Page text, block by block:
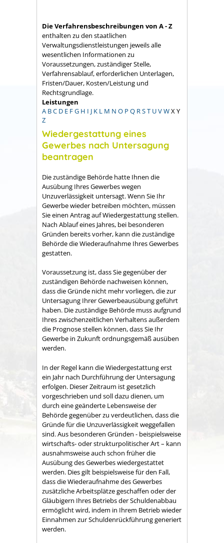
Die Verfahrensbeschreibungen von A - Z
enthalten zu den staatlichen
Verwaltungsdienstleistungen jeweils alle
wesentlichen Informationen zu
Voraussetzungen, zuständiger Stelle,
Verfahrensablauf, erforderlichen Unterlagen,
Fristen/Dauer, Kosten/Leistung und
Rechtsgrundlage.
Leistungen
A BC D E FG H I J K L M N O P Q RST UVWX Y
Z
Wiedergestattung eines
Gewerbes nach Untersagung
beantragen
Die zuständige Behörde hatte Ihnen die
Ausübung Ihres Gewerbes wegen
Unzuverlässigkeit untersagt. Wenn Sie Ihr
Gewerbe wieder betreiben möchten, müssen
Sie einen Antrag auf Wiedergestattung stellen.
Nach Ablauf eines Jahres, bei besonderen
Gründen bereits vorher, kann die zuständige
Behörde die Wiederaufnahme Ihres Gewerbes
gestatten.
Voraussetzung ist, dass Sie gegenüber der
zuständigen Behörde nachweisen können,
dass die Gründe nicht mehr vorliegen, die zur
Untersagung Ihrer Gewerbeausübung geführt
haben. Die zuständige Behörde muss aufgrund
Ihres zwischenzeitlichen Verhaltens außerdem
die Prognose stellen können, dass Sie Ihr
Gewerbe in Zukunft ordnungsgemäß ausüben
werden.
In der Regel kann die Wiedergestattung erst
ein Jahr nach Durchführung der Untersagung
erfolgen. Dieser Zeitraum ist gesetzlich
vorgeschrieben und soll dazu dienen, um
durch eine geänderte Lebensweise der
Behörde gegenüber zu verdeutlichen, dass die
Gründe für die Unzuverlässigkeit weggefallen
sind. Aus besonderen Gründen - beispielsweise
wirtschafts- oder strukturpolitischer Art – kann
ausnahmsweise auch schon früher die
Ausübung des Gewerbes wiedergestattet
werden. Dies gilt beispielsweise für den Fall,
dass die Wiederaufnahme des Gewerbes
zusätzliche Arbeitsplätze geschaffen oder der
Gläubigern Ihres Betriebs der Schuldenabbau
ermöglicht wird, indem in Ihrem Betrieb wieder
Einnahmen zur Schuldenrückführung generiert
werden.